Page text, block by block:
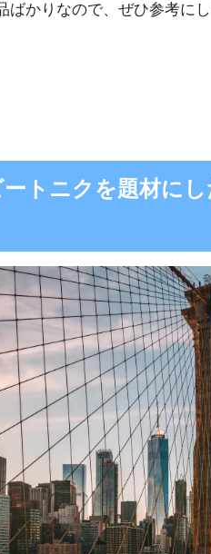
かりなので、ぜひ参考に
トニクを題材に